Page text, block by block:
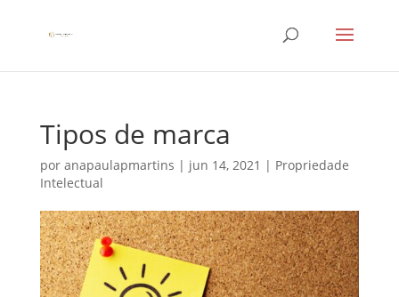
Tipos de marca
por anapaulapmartins | jun 14, 2021 | Propriedade
Intelectual